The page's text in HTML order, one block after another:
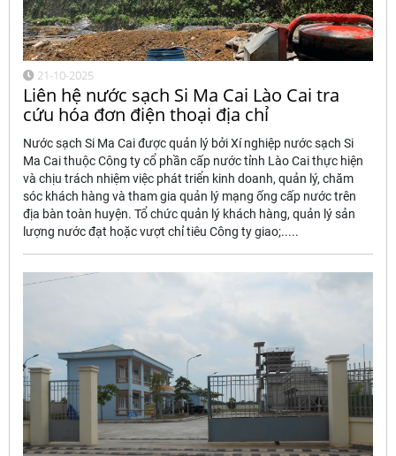
21-10-2025
Liên hệ nước sạch Si Ma Cai Lào Cai tra
cứu hóa đơn điện thoại địa chỉ
Nước sạch Si Ma Cai được quản lý bởi Xí nghiệp nước sạch Si
Ma Cai thuộc Công ty cổ phần cấp nước tỉnh Lào Cai thực hiện
và chịu trách nhiệm việc phát triển kinh doanh, quản lý, chăm
sóc khách hàng và tham gia quản lý mạng ống cấp nước trên
địa bàn toàn huyện. Tổ chức quản lý khách hàng, quản lý sản
lượng nước đạt hoặc vượt chỉ tiêu Công ty giao;.....